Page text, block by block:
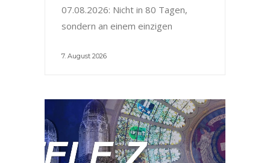
07.08.2026: Nicht in 80 Tagen,
sondern an einem einzigen
7. August 2026